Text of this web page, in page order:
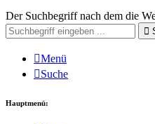
Der Suchbegriff nach dem die
Menü
Suche
Hauptmenü: